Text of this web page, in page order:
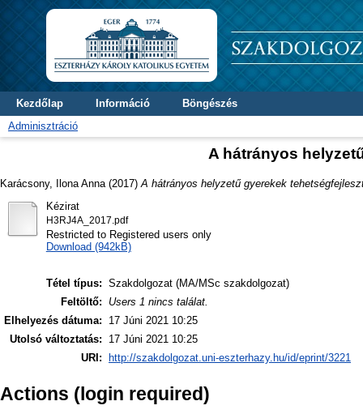
Kezdőlap Információ
Böngészés
Adminisztráció
A hátrányos
Karácsony, Ilona Anna (2017) A hátrányos helyzetű gyerekek
Kézirat
H3RJ4A_2017.pdf
Restricted to Registered users only
Download (942kB)
Tétel típus: Szakdolgozat (MA/MSc szakdolgozat)
Feltöltő:
Users 1 nincs találat.
Elhelyezés dátuma:
17 Júni 2021 10:25
Utolsó változtatás:
17 Júni 2021 10:25
URI:
http://szakdolgozat.uni-eszterhazy.hu/id/eprint/3221
Actions (login required)